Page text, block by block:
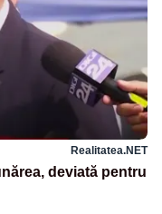
Realitatea.NET
deviată pentru